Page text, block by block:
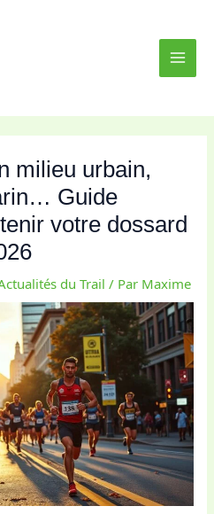
milieu urbain,
Guide
votre dossard
du Trail / Par Maxime